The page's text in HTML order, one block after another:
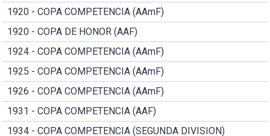
1920 - COPA COMPETENCIA (AAmF)
1920 - COPA DE HONOR (AAF)
1924 - COPA COMPETENCIA (AAmF)
1925 - COPA COMPETENCIA (AAmF)
1926 - COPA COMPETENCIA (AAmF)
1931 - COPA COMPETENCIA (AAF)
1934 - COPA COMPETENCIA (SEGUNDA DIVISION)